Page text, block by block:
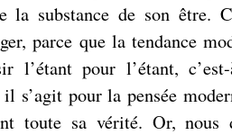
la substance de son être.
parce que la tendance
l’étant pour l’étant,
s’agit pour la pensée
toute sa vérité. Or,